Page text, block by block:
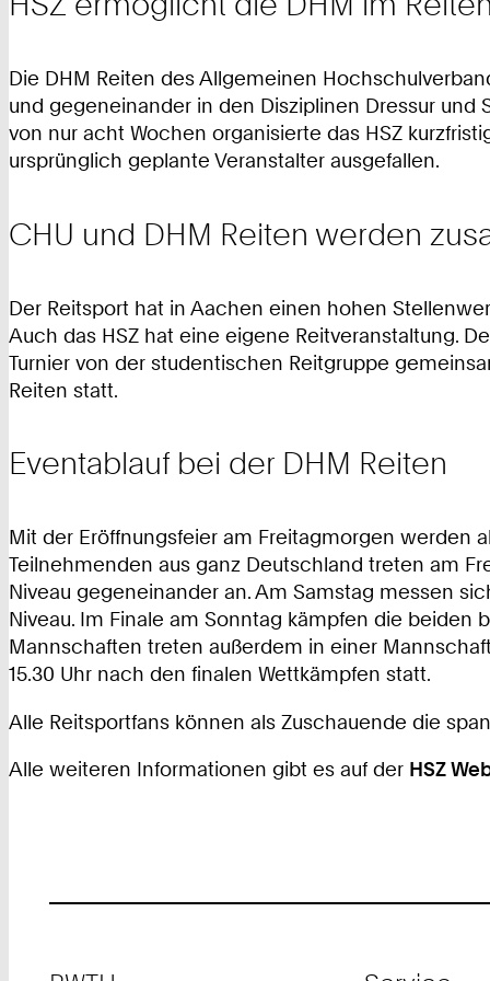
Die DHM Reiten des Allgemeinen
und gegeneinander in den Disziplinen Dressur und
von nur acht Wochen organisierte das HSZ
ursprünglich geplante Veranstalter ausgefallen.
CHU und DHM Reiten werden
Der Reitsport hat in Aachen einen hohen
Auch das HSZ hat eine eigene Reitveranstaltung.
Turnier von der studentischen Reitgruppe
Reiten statt.
Eventablauf bei der DHM Reiten
Mit der Eröffnungsfeier am Freitagmorgen werden
Teilnehmenden aus ganz Deutschland treten am
Niveau gegeneinander an. Am Samstag messen
Niveau. Im Finale am Sonntag kämpfen die beiden
Mannschaften treten außerdem in einer
15.30 Uhr nach den finalen Wettkämpfen statt.
Alle Reitsportfans können als Zuschauende die
Alle weiteren Informationen gibt es auf der HSZ